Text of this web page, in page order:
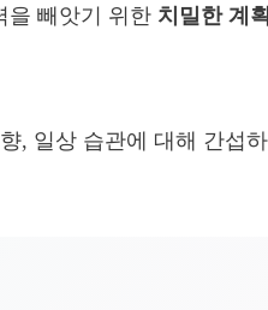
을 빼앗기 위한 치밀한 계획
, 일상 습관에 대해 간섭하